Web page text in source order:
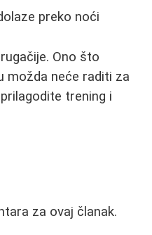
preko noći
Ono što
možda neće raditi za
trening i
za ovaj članak.